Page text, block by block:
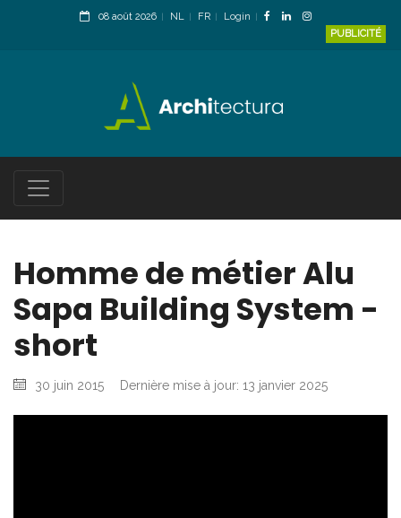
08 août 2026 NL FR
Login
PUBLICITÉ
Homme de métier Alu
Sapa Building System -
short
30 juin 2015 Dernière mise à jour: 13 janvier 2025